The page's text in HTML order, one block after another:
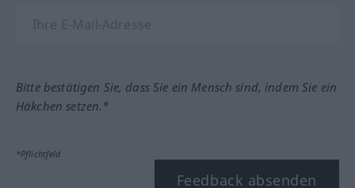
Bitte bestätigen Sie, dass Sie ein Mensch sind, indem Sie ein
Häkchen setzen.*
*Pflichtfeld
Feedback absenden